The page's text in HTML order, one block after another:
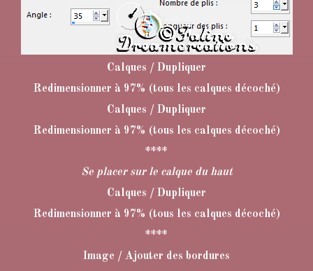
Calques / Dupliquer
Redimensionner à 97% (tous les calques décoché)
Calques / Dupliquer
Redimensionner à 97% (tous les calques décoché)
****
Se placer sur le calque du haut
Calques / Dupliquer
Redimensionner à 97% (tous les calques décoché)
****
Image / Ajouter des bordures